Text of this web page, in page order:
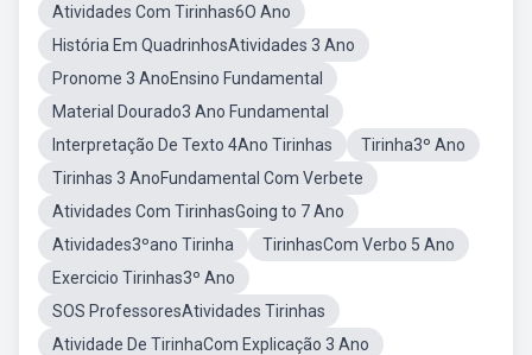
Atividades Com Tirinhas6O Ano
História Em QuadrinhosAtividades 3 Ano
Pronome 3 AnoEnsino Fundamental
Material Dourado3 Ano Fundamental
Interpretação De Texto 4Ano Tirinhas
Tirinha3º Ano
Tirinhas 3 AnoFundamental Com Verbete
Atividades Com TirinhasGoing to 7 Ano
Atividades3ºano Tirinha
TirinhasCom Verbo 5 Ano
Exercicio Tirinhas3º Ano
SOS ProfessoresAtividades Tirinhas
Atividade De TirinhaCom Explicação 3 Ano